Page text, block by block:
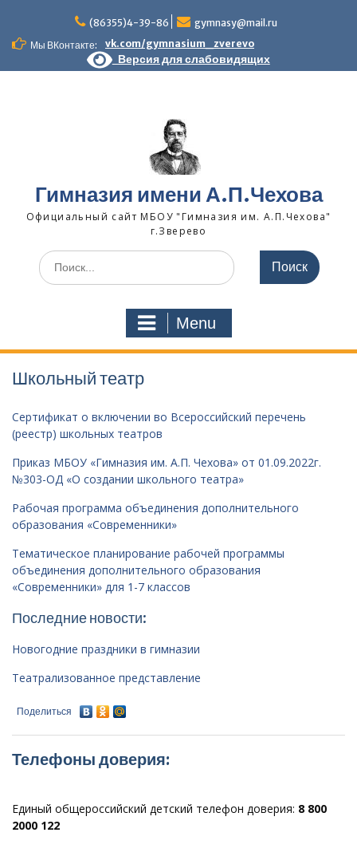
content
(86355)4-39-86
gymnasy@mail.ru
Мы ВКонтакте:
vk.com/gymnasium_zverevo
Версия для слабовидящих
Гимназия имени А.П.Чехова
Официальный сайт МБОУ "Гимназия им. А.П.Чехова"
г.Зверево
Search
for:
Menu
Школьный театр
Сертификат о включении во Всероссийский перечень
(реестр) школьных театров
Приказ МБОУ «Гимназия им. А.П. Чехова» от 01.09.2022г.
№303-ОД «О создании школьного театра»
Рабочая программа объединения дополнительного
образования «Современники»
Тематическое планирование рабочей программы
объединения дополнительного образования
«Современники» для 1-7 классов
Последние новости:
Новогодние праздники в гимназии
Театрализованное представление
Поделиться
Телефоны доверия:
Единый общероссийский детский телефон доверия: 8 800
2000 122